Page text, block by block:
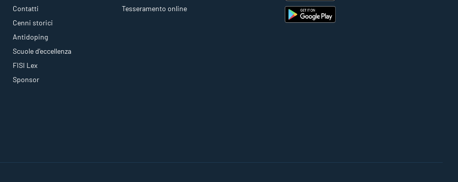
Contatti
Cenni storici
Antidoping
Scuole d'eccellenza
FISI Lex
Sponsor
Tesseramento online